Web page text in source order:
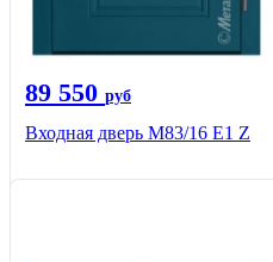
89 550 руб
Входная дверь M83/16 Е1 Z